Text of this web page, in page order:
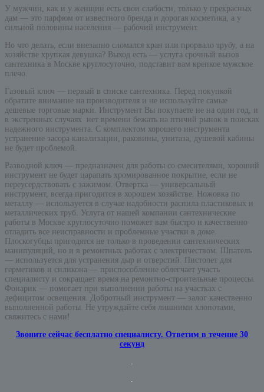
У мужчин, как и у женщин есть свои слабости, только у прекрасных
дам — это парфюм от известного бренда и дорогая косметика, а у
сильной половины населения — рабочий инструмент.
Но что делать, если внезапно сломался кран или прорвало трубу, а на
хозяйстве хрупкая девушка? Выход есть — услуга срочный вызов
сантехника в Москве круглосуточно, подставит вам крепкое мужское
плечо.
Газовый ключ — первый в списке сантехника. Перед покупкой
обратите внимание на производителя и не используйте самые
дешевые торговые марки. Инструмент Вы покупаете не на один год, и
в экстренных случаях нет времени бежать на птичий рынок в поисках
надежного инструмента. С комплектом хорошего инструмента
устранение засора канализации, раковины, унитаза, душевой кабины
не будет проблемой.
Разводной ключ — предназначен для работы со смесителями, хороший
инструмент не будет царапать хромированное покрытие, если не
переусердствовать с зажимом. Отвертка — универсальный
инструмент, всегда пригодится в хорошем хозяйстве. Ножовка по
металлу — используется в случае надобности распила пластиковых и
металлических труб. Услуга от нашей компании сантехнические
работы в Москве круглосуточно поможет вам быстро и качественно
отладить все неисправности и проблемные участки в доме.
Плоскогубцы пригодятся не только в проведении сантехнических
манипуляций, но и в ремонтных работах с электричеством. Шпатель
— используется для устранения дыр и отверстий. Пистолет для
герметиков и силикона — приспособление облегчает участь
специалисту и сокращает время на ремонтно-строительные процессы.
Фонарик — помогает при выполнении работы на участках с
дефицитом освещения. Добротный инструмент — залог качественно
выполненной работы. Не утруждайте себя лишними хлопотами,
свяжитесь с нами!
Звоните сейчас бесплатно специалисту. Ответим в течение 30
секунд
.
.